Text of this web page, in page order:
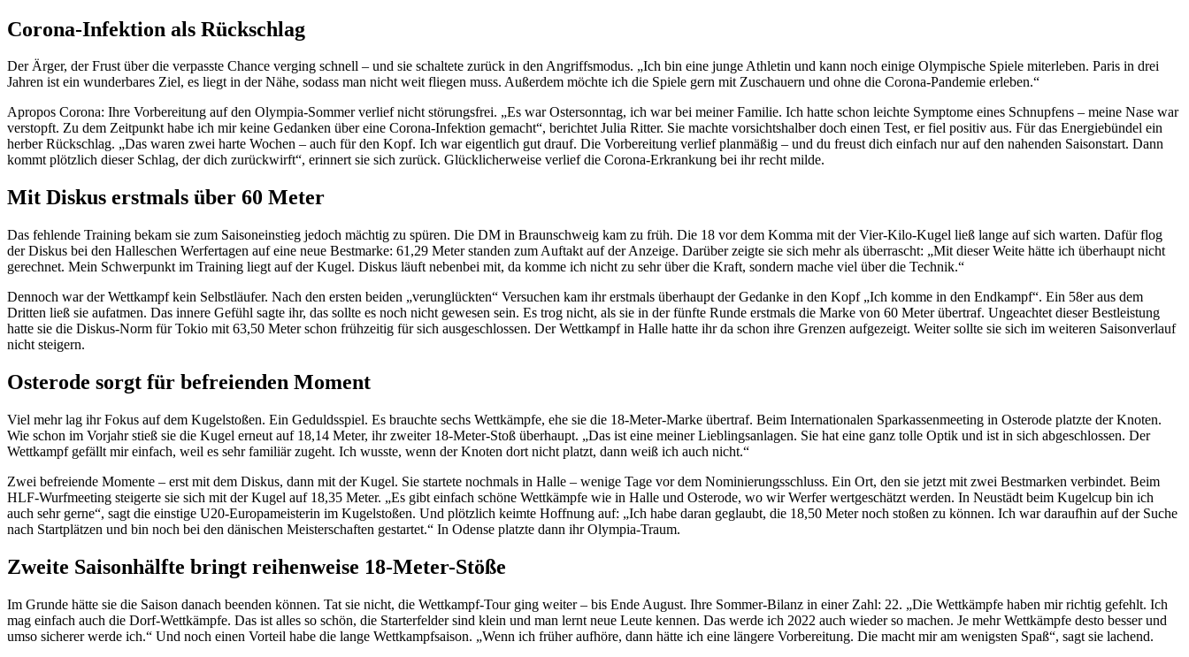
Corona-Infektion als Rückschlag
Der Ärger, der Frust über die verpasste Chance verging schnell – und sie schaltete zurück in den Angriffsmodus. „Ich bin eine junge Athletin und kann noch einige Olympische Spiele miterleben. Paris in drei
Jahren ist ein wunderbares Ziel, es liegt in der Nähe, sodass man nicht weit fliegen muss. Außerdem möchte ich die Spiele gern mit Zuschauern und ohne die Corona-Pandemie erleben.“
Apropos Corona: Ihre Vorbereitung auf den Olympia-Sommer verlief nicht störungsfrei. „Es war Ostersonntag, ich war bei meiner Familie. Ich hatte schon leichte Symptome eines Schnupfens – meine Nase war
verstopft. Zu dem Zeitpunkt habe ich mir keine Gedanken über eine Corona-Infektion gemacht“, berichtet Julia Ritter. Sie machte vorsichtshalber doch einen Test, er fiel positiv aus. Für das Energiebündel ein
herber Rückschlag. „Das waren zwei harte Wochen – auch für den Kopf. Ich war eigentlich gut drauf. Die Vorbereitung verlief planmäßig – und du freust dich einfach nur auf den nahenden Saisonstart. Dann
kommt plötzlich dieser Schlag, der dich zurückwirft“, erinnert sie sich zurück. Glücklicherweise verlief die Corona-Erkrankung bei ihr recht milde.
Mit Diskus erstmals über 60 Meter
Das fehlende Training bekam sie zum Saisoneinstieg jedoch mächtig zu spüren. Die DM in Braunschweig kam zu früh. Die 18 vor dem Komma mit der Vier-Kilo-Kugel ließ lange auf sich warten. Dafür flog
der Diskus bei den Halleschen Werfertagen auf eine neue Bestmarke: 61,29 Meter standen zum Auftakt auf der Anzeige. Darüber zeigte sie sich mehr als überrascht: „Mit dieser Weite hätte ich überhaupt nicht
gerechnet. Mein Schwerpunkt im Training liegt auf der Kugel. Diskus läuft nebenbei mit, da komme ich nicht zu sehr über die Kraft, sondern mache viel über die Technik.“
Dennoch war der Wettkampf kein Selbstläufer. Nach den ersten beiden „verunglückten“ Versuchen kam ihr erstmals überhaupt der Gedanke in den Kopf „Ich komme in den Endkampf“. Ein 58er aus dem
Dritten ließ sie aufatmen. Das innere Gefühl sagte ihr, das sollte es noch nicht gewesen sein. Es trog nicht, als sie in der fünfte Runde erstmals die Marke von 60 Meter übertraf. Ungeachtet dieser Bestleistung
hatte sie die Diskus-Norm für Tokio mit 63,50 Meter schon frühzeitig für sich ausgeschlossen. Der Wettkampf in Halle hatte ihr da schon ihre Grenzen aufgezeigt. Weiter sollte sie sich im weiteren Saisonverlauf
nicht steigern.
Osterode sorgt für befreienden Moment
Viel mehr lag ihr Fokus auf dem Kugelstoßen. Ein Geduldsspiel. Es brauchte sechs Wettkämpfe, ehe sie die 18-Meter-Marke übertraf. Beim Internationalen Sparkassenmeeting in Osterode platzte der Knoten.
Wie schon im Vorjahr stieß sie die Kugel erneut auf 18,14 Meter, ihr zweiter 18-Meter-Stoß überhaupt. „Das ist eine meiner Lieblingsanlagen. Sie hat eine ganz tolle Optik und ist in sich abgeschlossen. Der
Wettkampf gefällt mir einfach, weil es sehr familiär zugeht. Ich wusste, wenn der Knoten dort nicht platzt, dann weiß ich auch nicht.“
Zwei befreiende Momente – erst mit dem Diskus, dann mit der Kugel. Sie startete nochmals in Halle – wenige Tage vor dem Nominierungsschluss. Ein Ort, den sie jetzt mit zwei Bestmarken verbindet. Beim
HLF-Wurfmeeting steigerte sie sich mit der Kugel auf 18,35 Meter. „Es gibt einfach schöne Wettkämpfe wie in Halle und Osterode, wo wir Werfer wertgeschätzt werden. In Neustädt beim Kugelcup bin ich
auch sehr gerne“, sagt die einstige U20-Europameisterin im Kugelstoßen. Und plötzlich keimte Hoffnung auf: „Ich habe daran geglaubt, die 18,50 Meter noch stoßen zu können. Ich war daraufhin auf der Suche
nach Startplätzen und bin noch bei den dänischen Meisterschaften gestartet.“ In Odense platzte dann ihr Olympia-Traum.
Zweite Saisonhälfte bringt reihenweise 18-Meter-Stöße
Im Grunde hätte sie die Saison danach beenden können. Tat sie nicht, die Wettkampf-Tour ging weiter – bis Ende August. Ihre Sommer-Bilanz in einer Zahl: 22. „Die Wettkämpfe haben mir richtig gefehlt. Ich
mag einfach auch die Dorf-Wettkämpfe. Das ist alles so schön, die Starterfelder sind klein und man lernt neue Leute kennen. Das werde ich 2022 auch wieder so machen. Je mehr Wettkämpfe desto besser und
umso sicherer werde ich.“ Und noch einen Vorteil habe die lange Wettkampfsaison. „Wenn ich früher aufhöre, dann hätte ich eine längere Vorbereitung. Die macht mir am wenigsten Spaß“, sagt sie lachend.